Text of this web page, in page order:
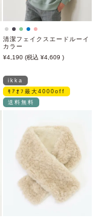
清潔フェイクスエードルーイ
カラー
4,190
4,609
ikka
ﾓｱｵﾌ最大4000off
送料無料